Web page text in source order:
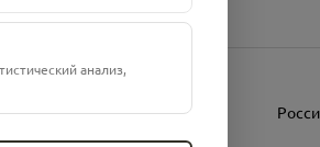
анализ,